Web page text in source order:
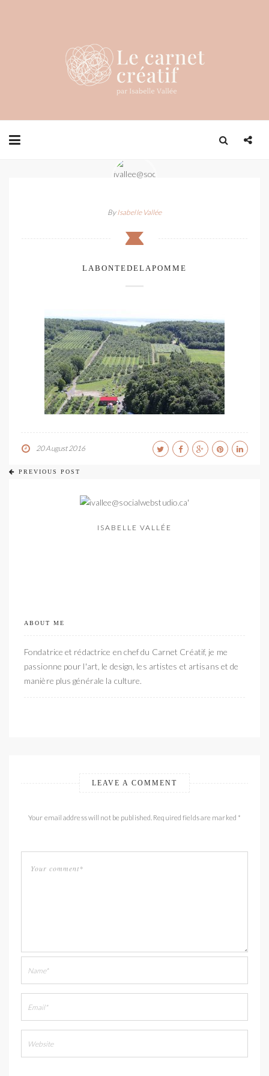
ByIsabelle Vallée
LABONTEDELAPOMME
20 August 2016
PREVIOUS POST
ISABELLE VALLÉE
ABOUT ME
Fondatrice et rédactrice en chef du Carnet Créatif, je me
passionne pour l'art, le design, les artistes et artisans et de
manière plus générale la culture.
LEAVE A COMMENT
Your email address will not be published. Required fields are marked *